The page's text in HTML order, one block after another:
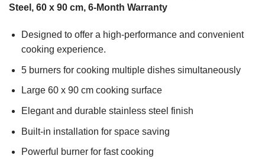
Steel, 60 x 90 cm, 6-Month Warranty
Designed to offer a high-performance and convenient
cooking experience.
5 burners for cooking multiple dishes simultaneously
Large 60 x 90 cm cooking surface
Elegant and durable stainless steel finish
Built-in installation for space saving
Powerful burner for fast cooking